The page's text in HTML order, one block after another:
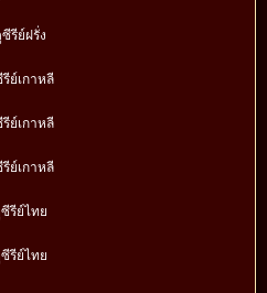
รีย์ฝรั่ง
ย์เกาหลี
ย์เกาหลี
ย์เกาหลี
รีย์ไทย
รีย์ไทย